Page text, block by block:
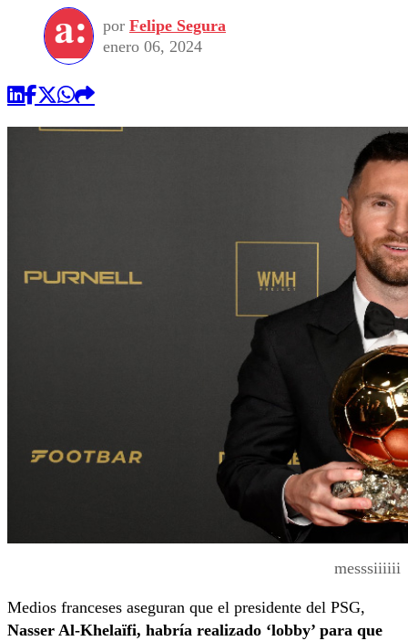
Torneo Internacional
Torneo Nacional
Internacional
Nacional
Programas
Comercial
por Felipe Segura
enero 06, 2024
messsiiiiii
Medios franceses aseguran que el presidente del PSG,
Nasser Al-Khelaïfi, habría realizado ‘lobby’ para que